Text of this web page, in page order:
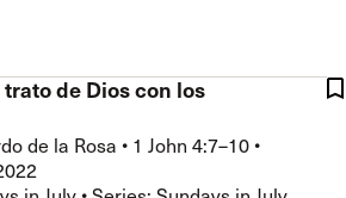
de Dios con los
de la Rosa • 1 John 4:7–10 •